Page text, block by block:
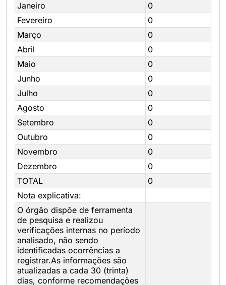
Janeiro
0
Fevereiro
0
Março
0
Abril
0
Maio
0
Junho
0
Julho
0
Agosto
0
Setembro
0
Outubro
0
Novembro
0
Dezembro
0
TOTAL
0
Nota explicativa:
O órgão dispõe de ferramenta
de pesquisa e realizou
verificações internas no período
analisado, não sendo
identificadas ocorrências a
registrar.As informações são
atualizadas a cada 30 (trinta)
dias, conforme recomendações